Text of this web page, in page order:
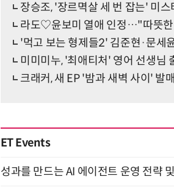
장승조, '장르멱살 세 번 잡는' 미스
라도♡윤보미 열애 인정…"따뜻한
'먹고 보는 형제들2' 김준현·문세
미미미누, '최애티처' 영어 선생
크래커, 새 EP '밤과 새벽 사이' 발
ET Events
성과를 만드는 AI 에이전트 운영 전략